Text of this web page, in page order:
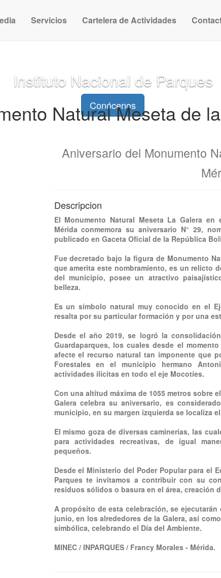
Servicios Cartelera de Actividades
Instituto Nacional de Parques
Conócenos
Natural Meseta de
Aniversario del Monumento
Descripcion
El Monumento Natural Meseta La Galera
Mérida conmemora su aniversario N° 29,
publicado en Gaceta Oficial de la República
Fue decretado bajo la figura de Monumento
que amerita este nombramiento, es un relicto
del municipio, posee un atractivo
belleza.
Es un símbolo natural muy conocido en el
resalta por su particular formación y por una
Desde el año 2019, se logró la
Guardaparques, los cuales desde el
afecte el recurso natural tan imponente que
Forestales en el municipio hermano
actividades ilícitas en todo el eje Mocotíes.
Con una altitud máxima de 1055 metros sobre
Galera celebra su aniversario, es
municipio, en su margen izquierda se localiza
El mismo goza de diversas caminerías, las
para actividades recreativas, de igual
pequeños.
Desde el Ministerio del Poder Popular para el
Parques te invitamos a contribuir con su
residuos sólidos o basura en el área, creación
A propósito de esta celebración, se
junio, en los alrededores de la Galera, así
simbólica, celebrando el Día del Ambiente.
MINEC / INPARQUES / Francy Morales - Mérida.